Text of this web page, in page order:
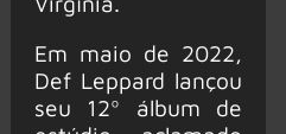
Em maio de 2022,
Def Leppard lançou
seu 12º álbum de